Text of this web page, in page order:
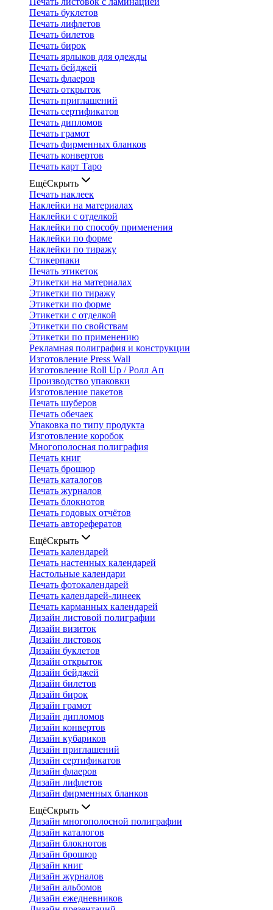
Печать буклетов
Печать лифлетов
Печать билетов
Печать бирок
Печать ярлыков для одежды
Печать бейджей
Печать флаеров
Печать открыток
Печать приглашений
Печать сертификатов
Печать дипломов
Печать грамот
Печать фирменных бланков
Печать конвертов
Печать карт Таро
ЕщёСкрыть
Печать наклеек
Наклейки на материалах
Наклейки с отделкой
Наклейки по способу применения
Наклейки по форме
Наклейки по тиражу
Стикерпаки
Печать этикеток
Этикетки на материалах
Этикетки по тиражу
Этикетки по форме
Этикетки с отделкой
Этикетки по свойствам
Этикетки по применению
Рекламная полиграфия и конструкции
Изготовление Press Wall
Изготовление Roll Up / Ролл Ап
Производство упаковки
Изготовление пакетов
Печать шуберов
Печать обечаек
Упаковка по типу продукта
Изготовление коробок
Многополосная полиграфия
Печать книг
Печать брошюр
Печать каталогов
Печать журналов
Печать блокнотов
Печать годовых отчётов
Печать авторефератов
ЕщёСкрыть
Печать календарей
Печать настенных календарей
Настольные календари
Печать фотокалендарей
Печать календарей-линеек
Печать карманных календарей
Дизайн листовой полиграфии
Дизайн визиток
Дизайн листовок
Дизайн буклетов
Дизайн открыток
Дизайн бейджей
Дизайн билетов
Дизайн бирок
Дизайн грамот
Дизайн дипломов
Дизайн конвертов
Дизайн кубариков
Дизайн приглашений
Дизайн сертификатов
Дизайн флаеров
Дизайн лифлетов
Дизайн фирменных бланков
ЕщёСкрыть
Дизайн многополосной полиграфии
Дизайн каталогов
Дизайн блокнотов
Дизайн брошюр
Дизайн книг
Дизайн журналов
Дизайн альбомов
Дизайн ежедневников